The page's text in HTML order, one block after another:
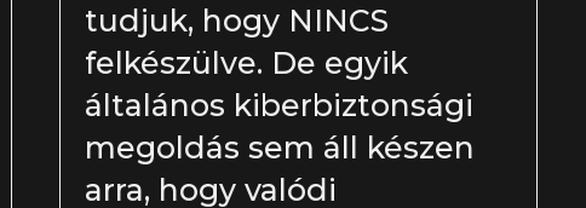
tudjuk, hogy NINCS
felkészülve. De egyik
általános kiberbiztonsági
megoldás sem áll készen
arra, hogy valódi